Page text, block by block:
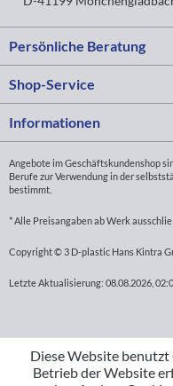
Persönliche Beratung
Shop-Service
Informationen
Angebote im Geschäftskundenshop
Berufe zur Verwendung in der
bestimmt.
* Alle Preisangaben ab Werk
Copyright © 3 D-plastic Hans Kintra
Letzte Aktualisierung: 08.08.2026,
Diese Website benutzt
Betrieb der Website